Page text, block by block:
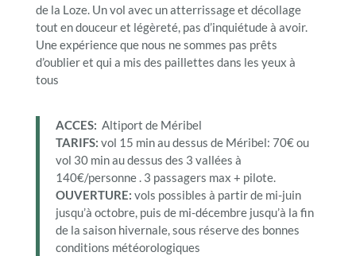
de la Loze. Un vol avec un atterrissage et décollage
tout en douceur et légèreté, pas d’inquiétude à avoir.
Une expérience que nous ne sommes pas prêts
d’oublier et qui a mis des paillettes dans les yeux à
tous
ACCES: Altiport de Méribel
TARIFS: vol 15 min au dessus de Méribel: 70€ou
vol 30 min au dessus des 3 vallées à
140€/personne . 3 passagers max + pilote.
OUVERTURE: vols possibles à partir de mi-juin
jusqu’à octobre, puis de mi-décembre jusqu’à la fin
de la saison hivernale, sous réserve des bonnes
conditions météorologiques